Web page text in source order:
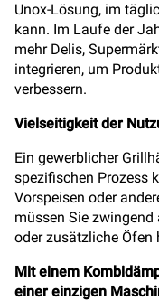
Unox-Lösung, im
kann. Im Laufe der
mehr Delis,
integrieren, um
verbessern.
Vielseitigkeit der
Ein gewerblicher
spezifischen Prozess
Vorspeisen oder
müssen Sie zwingend
oder zusätzliche Öfen
Mit einem
einer einzigen